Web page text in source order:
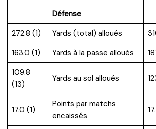
Défense
272.8 (1)
Yards (total) alloués
163.0 (1)
Yards à la passe alloués
109.8
(13)
Yards au sol alloués
17.0 (1)
Points par matchs
encaissés